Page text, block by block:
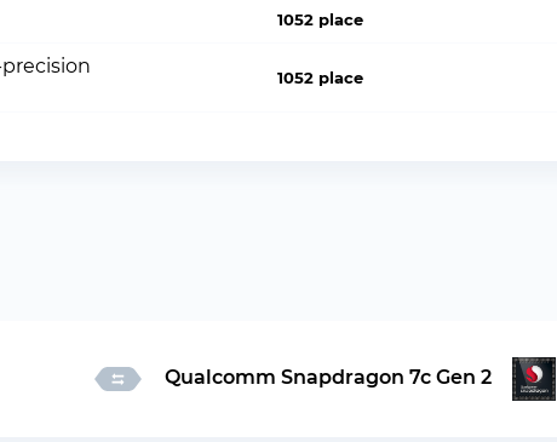
1052 place
1052 place
Qualcomm Snapdragon 7c Gen 2